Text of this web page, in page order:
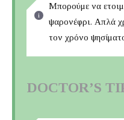
Μπορούμε να
ψαρονέφρι. Απλά
τον χρόνο
DOCTOR’S